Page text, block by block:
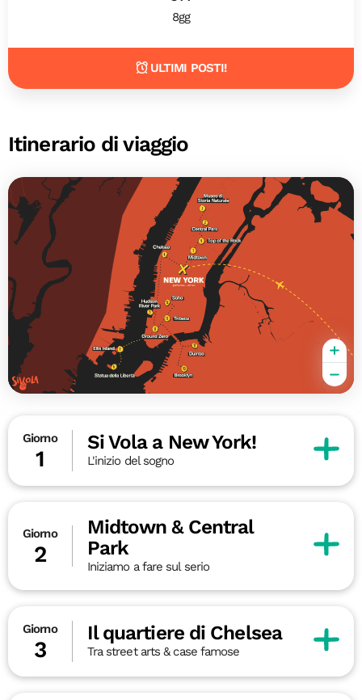
8gg
ULTIMI POSTI!
Itinerario di viaggio
Giorno
1
Si Vola a New York!
L'inizio del sogno
Giorno
2
Midtown & Central
Park
Iniziamo a fare sul serio
Giorno
3
Il quartiere di Chelsea
Tra street arts & case famose